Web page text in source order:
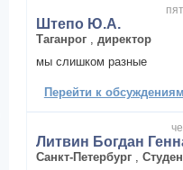
Штепо Ю.А.
Таганрог
директор
мы слишком разные
Перейти к
Литвин Богдан
Санкт-Петербург